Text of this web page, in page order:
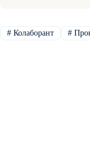
#Колаборант #